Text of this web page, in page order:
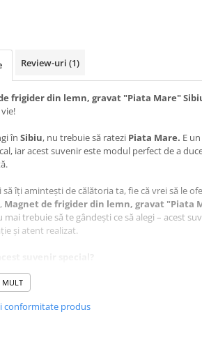
Review-uri (1)
frigider din lemn, gravat "Piata Mare"
în Sibiu, nu trebuie să ratezi Piata Mare. E
iar acest suvenir este modul perfect de a
să îți amintești de călătoria ta, fie că vrei să le
Magnet de frigider din lemn, gravat "Piata
mai trebuie să te gândești ce să alegi – acest
și atent realizat.
autentic
cu grijă pentru a păstra autenticitatea locului.
Adrian Samoilă, aducând un plus de unicitate
MULT
conformitate produs